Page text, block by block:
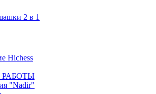
2 в 1
Hichess
РАБОТЫ
"Nadir"